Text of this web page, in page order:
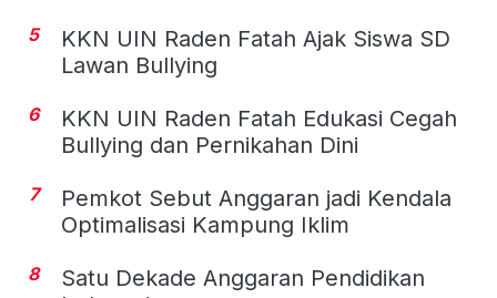
5
KKN UIN Raden Fatah Ajak Siswa SD
Lawan Bullying
6
KKN UIN Raden Fatah Edukasi Cegah
Bullying dan Pernikahan Dini
7
Pemkot Sebut Anggaran jadi Kendala
Optimalisasi Kampung Iklim
8
Satu Dekade Anggaran Pendidikan